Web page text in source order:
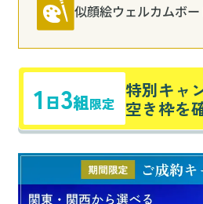
似顔絵ウェルカムボー
1 日3組限定
特別キャ
空き枠を